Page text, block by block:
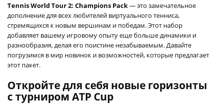
Tennis World Tour 2: Champions Pack— это замечательное
дополнение для всех любителей виртуального тенниса,
стремящихся к новым вершинам и победам. Этот набор
добавляет вашему игровому опыту еще больше динамики и
разнообразия, делая его поистине незабываемым. Давайте
погрузимся в мир новинок и возможностей, которые предлагает
этот пакет.
Откройте для себя новые горизонты
с турниром ATP Cup